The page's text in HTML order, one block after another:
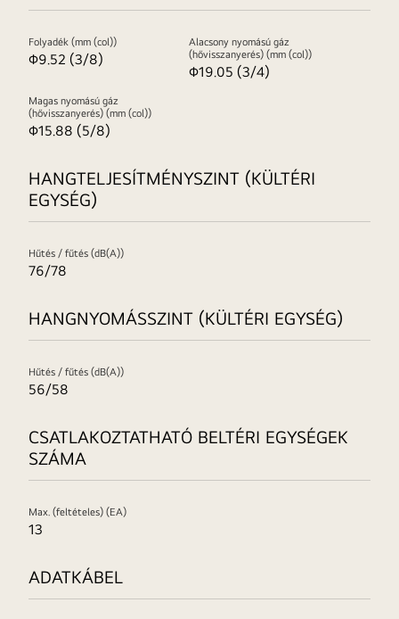
Folyadék (mm (col))
Φ9.52 (3/8)
Alacsony nyomású gáz
(hővisszanyerés) (mm (col))
Φ19.05 (3/4)
Magas nyomású gáz
(hővisszanyerés) (mm (col))
Φ15.88 (5/8)
HANGTELJESÍTMÉNYSZINT (KÜLTÉRI
EGYSÉG)
Hűtés / fűtés (dB(A))
76/78
HANGNYOMÁSSZINT (KÜLTÉRI EGYSÉG)
Hűtés / fűtés (dB(A))
56/58
CSATLAKOZTATHATÓ BELTÉRI EGYSÉGEK
SZÁMA
Max. (feltételes) (EA)
13
ADATKÁBEL